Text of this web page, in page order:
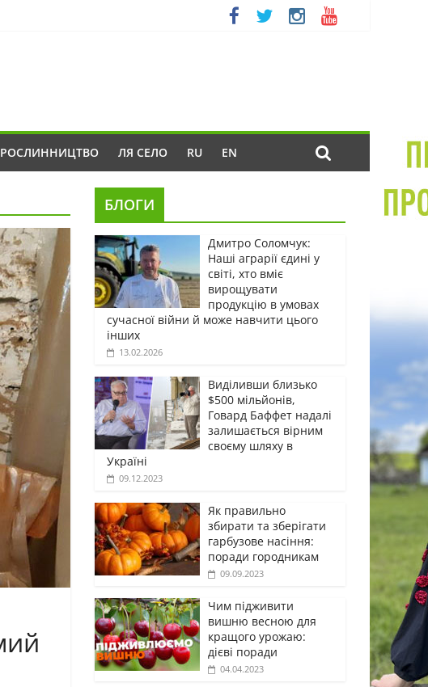
РОСЛИННИЦТВО ЛЯ СЕЛО RU EN
БЛОГИ
Дмитро Соломчук:
Наші аграрії єдині у
світі, хто вміє
вирощувати
продукцію в умовах
сучасної війни й може навчити цього
інших
13.02.2026
Виділивши близько
$500 мільйонів,
Говард Баффет надалі
залишається вірним
своєму шляху в
Україні
09.12.2023
Як правильно
збирати та зберігати
гарбузове насіння:
поради городникам
09.09.2023
Чим підживити
вишню весною для
кращого урожаю:
дієві поради
04.04.2023